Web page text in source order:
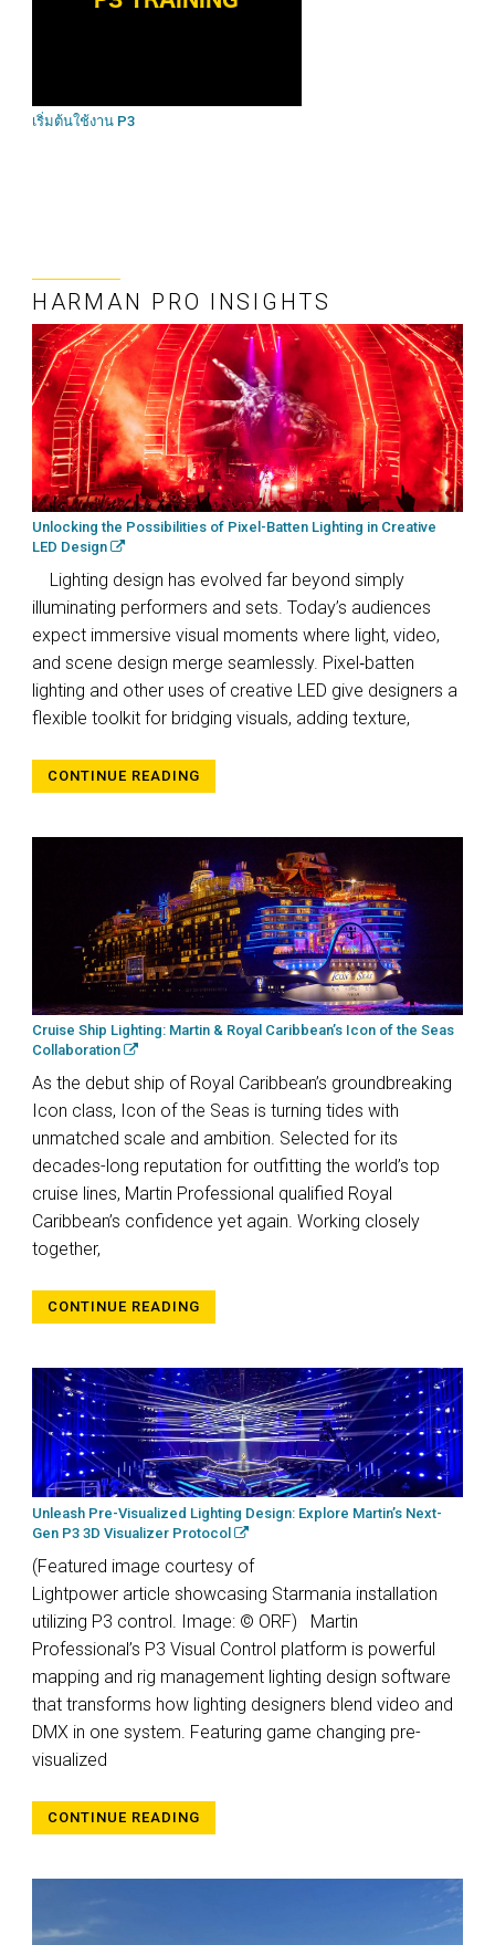
เริ่มต้นใช้งาน P3
HARMAN PRO INSIGHTS
Unlocking the Possibilities of Pixel-Batten Lighting in Creative
LED Design
Lighting design has evolved far beyond simply
illuminating performers and sets. Today’s audiences
expect immersive visual moments where light, video,
and scene design merge seamlessly. Pixel‑batten
lighting and other uses of creative LED give designers a
flexible toolkit for bridging visuals, adding texture,
CONTINUE READING
Cruise Ship Lighting: Martin & Royal Caribbean’s Icon of the Seas
Collaboration
As the debut ship of Royal Caribbean’s groundbreaking
Icon class, Icon of the Seas is turning tides with
unmatched scale and ambition. Selected for its
decades-long reputation for outfitting the world’s top
cruise lines, Martin Professional qualified Royal
Caribbean’s confidence yet again. Working closely
together,
CONTINUE READING
Unleash Pre-Visualized Lighting Design: Explore Martin’s Next-
Gen P3 3D Visualizer Protocol
(Featured image courtesy of
Lightpower article showcasing Starmania installation
utilizing P3 control. Image: © ORF) Martin
Professional’s P3 Visual Control platform is powerful
mapping and rig management lighting design software
that transforms how lighting designers blend video and
DMX in one system. Featuring game changing pre-
visualized
CONTINUE READING